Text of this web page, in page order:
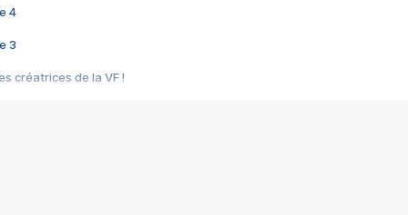
4
3
créatrices de la VF !